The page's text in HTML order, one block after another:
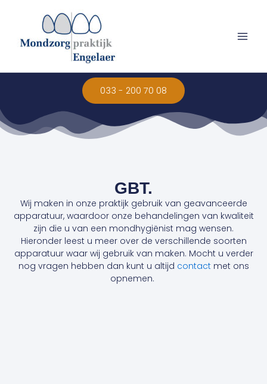
inhoud
033 - 200 70 08
GBT.
Wij maken in onze praktijk gebruik van geavanceerde
apparatuur, waardoor onze behandelingen van kwaliteit
zijn die u van een mondhygiënist mag wensen.
Hieronder leest u meer over de verschillende soorten
apparatuur waar wij gebruik van maken. Mocht u verder
nog vragen hebben dan kunt u altijd contact met ons
opnemen.